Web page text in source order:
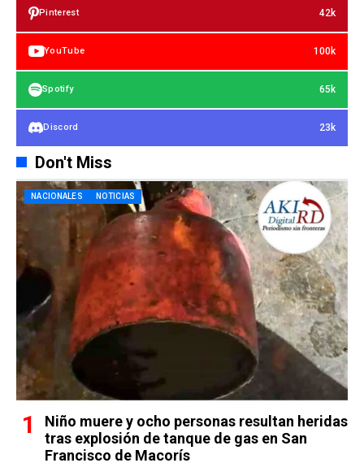
Pinterest 42k
YouTube 100k
Spotify 65k
Discord 23k
Don't Miss
NACIONALES NOTICIAS
Niño muere y ocho personas resultan heridas
tras explosión de tanque de gas en San
Francisco de Macorís